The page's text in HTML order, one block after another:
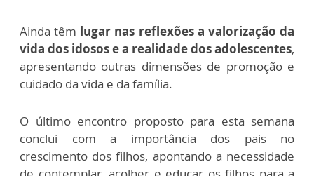
Ainda têm lugar nas reflexões a valorização da
vida dos idosos e a realidade dos adolescentes,
apresentando outras dimensões de promoção e
cuidado da vida e da família.
O último encontro proposto para esta semana
conclui com a importância dos pais no
crescimento dos filhos, apontando a necessidade